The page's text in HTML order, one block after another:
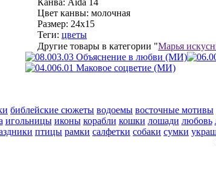
Цвет канвы: молочная
Размер: 24х15
Теги: цветы
Другие товары в категории "Марья
библейские сюжеты водоемы восточные мотивы
игольницы иконы корабли кошки лошади любовь
птицы рамки салфетки собаки сумки